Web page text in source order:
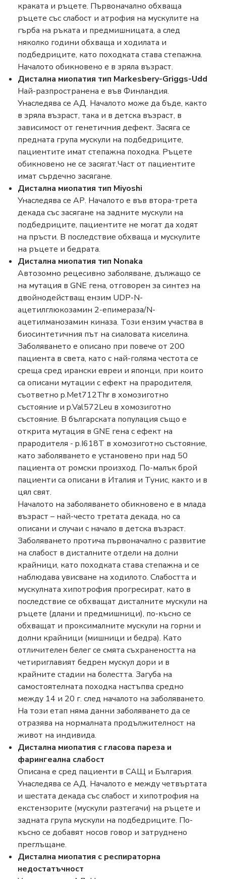
краката и ръцете. Първоначално обхваща
ръцете със слабост и атрофия на мускулите на
гърба на ръката и предмишницата, а след
няколко години обхваща и ходилата и
подбедриците, като походката става степажна.
Началото обикновено е в зряла възраст.
Дистална миопатия тип Markesbery-Griggs-Udd
Най-разпространена е във Финландия.
Унаследява се АД. Началото може да бъде, както
в зряла възраст, така и в детска възраст, в
зависимост от генетичния дефект. Засяга се
предната група мускули на подбедриците,
пациентите имат степажна походка. Ръцете
обикновено не се засягат.Част от пациентите
имат сърдечно засягане.
Дистална миопатия тип Miyoshi
Унаследява се АР. Началото е във втора-трета
декада със засягане на задните мускули на
подбедриците, пациентите не могат да ходят
на пръсти. В последствие обхваща и мускулите
на ръцете и бедрата.
Дистална миопатия тип Nonaka
Автозомно рецесивно заболяване, дължащо се
на мутация в GNE гена, отговорен за синтез на
двойнодействащ ензим UDP-N-
ацетилглюкозамин 2-епимераза/N-
ацетилманозамин киназа. Този ензим участва в
биосинтетичния път на сиаловата киселина.
Заболяването е описано при повече от 200
пациента в света, като с най-голяма честота се
среща сред ирански евреи и японци, при които
са описани мутации с ефект на прародителя,
съответно p.Met712Thr в хомозиготно
състояние и p.Val572Leu в хомозиготно
състояние. В българската популация също е
открита мутация в GNE гена с ефект на
прародителя - p.I618T в хомозиготно състояние,
като заболяването е установено при над 50
пациента от ромски произход. По-малък брой
пациенти са описани в Италия и Тунис, както и в
цял свят.
Началото на заболяването обикновено е в млада
възраст – най-често третата декада, но са
описани и случаи с начало в детска възраст.
Заболяването протича първоначално с развитие
на слабост в дисталните отдели на долни
крайници, като походката става степажна и се
наблюдава увисване на ходилото. Слабостта и
мускулната хипотрофия прогресират, като в
последствие се обхващат дисталните мускули на
ръцете (длани и предмишници), по-късно се
обхващат и проксималните мускули на горни и
долни крайници (мишници и бедра). Като
отличителен белег се смята съхранеността на
четириглавият бедрен мускул дори и в
крайните стадии на болестта. Загуба на
самостоятелната походка настъпва средно
между 14 и 20 г. след началото на заболяването.
На този етап няма данни заболяването да се
отразява на нормалната продължителност на
живот на индивида.
Дистална миопатия с гласова пареза и
фарингеална слабост
Описана е сред пациенти в САЩ и България.
Унаследява се АД. Началото е между четвъртата
и шестата декада със слабост и хипотрофия на
екстензорите (мускули разтегачи) на ръцете и
задната група мускули на подбедриците. По-
късно се добавят носов говор и затруднено
преглъщане.
Дистална миопатия с респираторна
недостатъчност